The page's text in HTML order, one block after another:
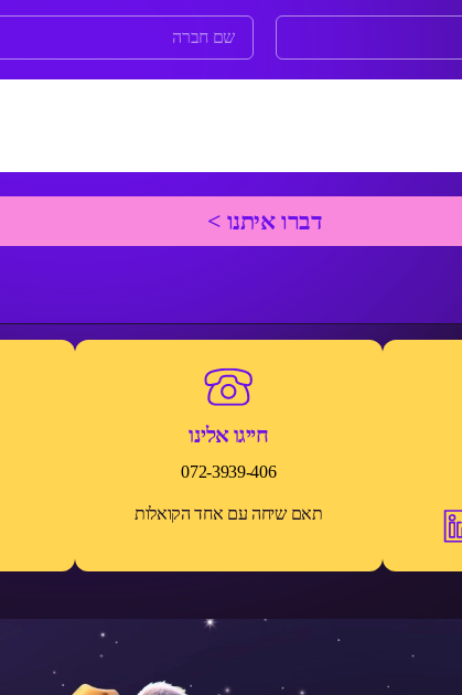
חייגו אלינו
072-3939-406
תאם שיחה עם אחד הקואלות